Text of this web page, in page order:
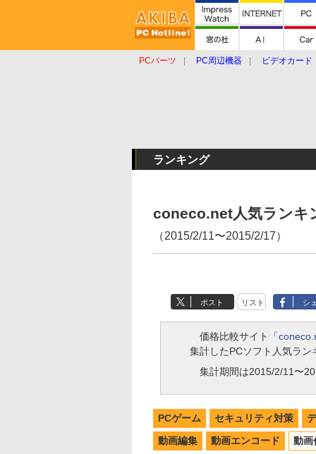
PCパーツ PC周辺機器 ビデオカード
ランキング
coneco.net人気ランキ
（2015/2/11〜2015/2/17）
ポスト リスト シ
価格比較サイト「
集計したPCソフト人気ラン
集計期間は2015/2/11〜
PCゲーム セキュリティ対策
動画編集
動画エンコード 動画